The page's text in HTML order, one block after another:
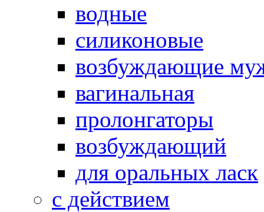
водные
силиконовые
возбуждающие
вагинальная
пролонгаторы
возбуждающий
для оральных ласк
с действием